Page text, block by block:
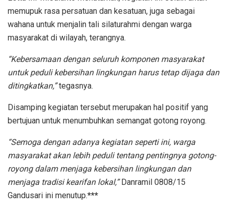
memupuk rasa persatuan dan kesatuan, juga sebagai
wahana untuk menjalin tali silaturahmi dengan warga
masyarakat di wilayah, terangnya.
“Kebersamaan dengan seluruh komponen masyarakat
untuk peduli kebersihan lingkungan harus tetap dijaga dan
ditingkatkan,”tegasnya.
Disamping kegiatan tersebut merupakan hal positif yang
bertujuan untuk menumbuhkan semangat gotong royong.
“Semoga dengan adanya kegiatan seperti ini, warga
masyarakat akan lebih peduli tentang pentingnya gotong-
royong dalam menjaga kebersihan lingkungan dan
menjaga tradisi kearifan lokal,”Danramil 0808/15
Gandusari ini menutup.***